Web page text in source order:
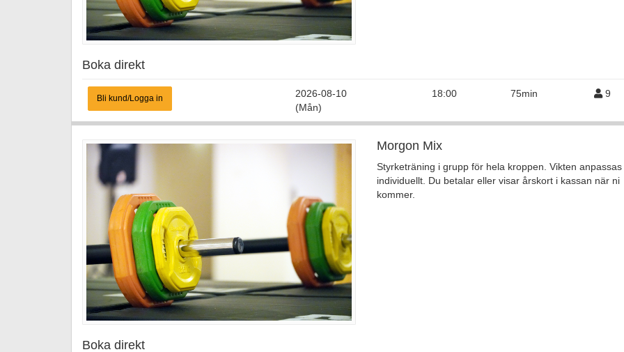
Boka direkt
Bli kund/Logga in
2026-08-10
(Mån)
18:00 75min 9
Morgon Mix
Styrketräning i grupp för hela kroppen. Vikten anpassas
individuellt. Du betalar eller visar årskort i kassan när ni
kommer.
Boka direkt